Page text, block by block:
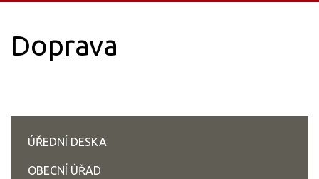
Doprava
ÚŘEDNÍ DESKA
OBECNÍ ÚŘAD